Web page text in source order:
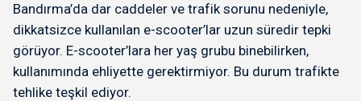
Bandırma’da dar caddeler ve trafik sorunu nedeniyle,
dikkatsizce kullanılan e-scooter’lar uzun süredir tepki
görüyor. E-scooter’lara her yaş grubu binebilirken,
kullanımında ehliyette gerektirmiyor. Bu durum trafikte
tehlike teşkil ediyor.